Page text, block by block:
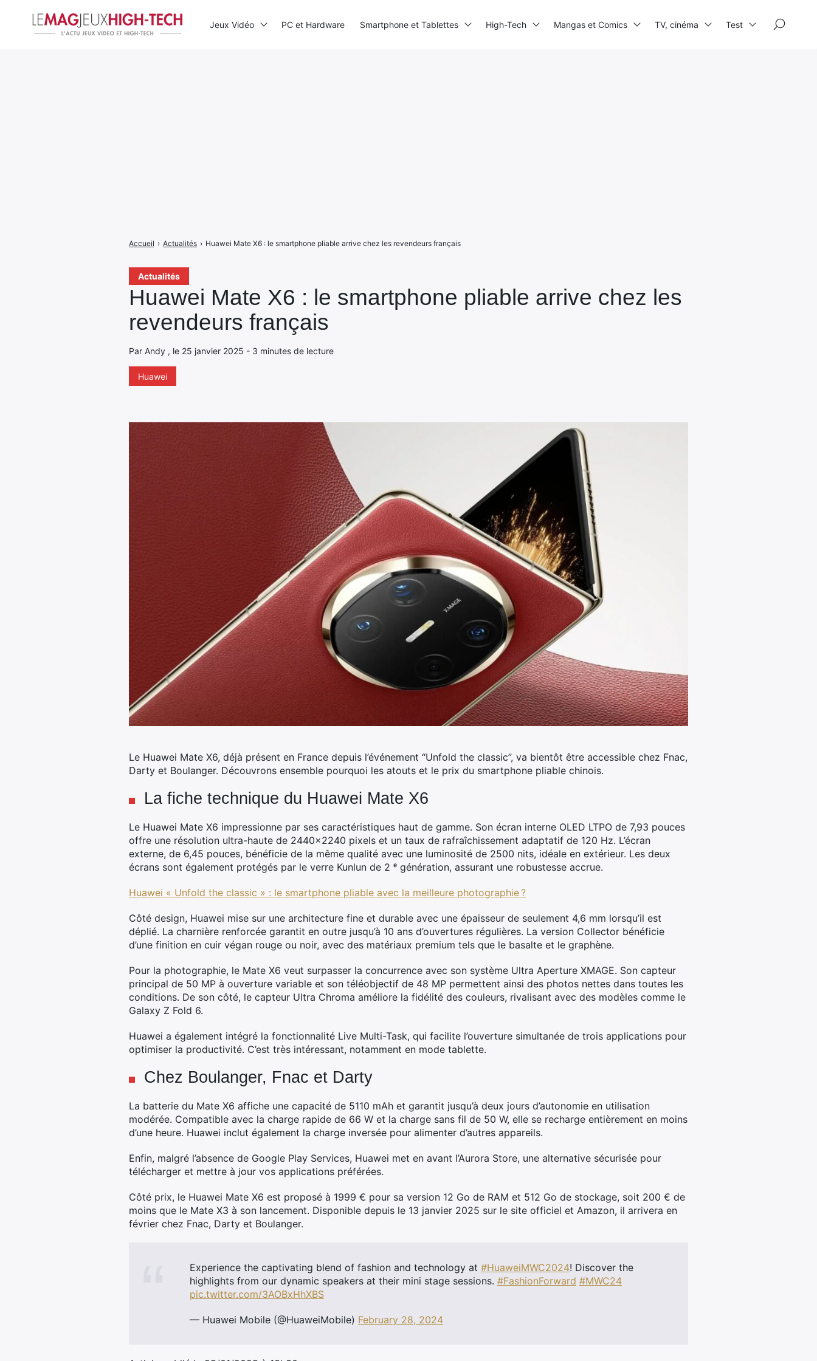
Actualités
Huawei Mate X6 : le smartphone pliable arrive chez les
revendeurs français
Par Andy , le 25 janvier 2025 - 3 minutes de lecture
Huawei
Accueil › Actualités › Huawei Mate X6 : le smartphone pliable arrive chez les revendeurs français
Le Huawei Mate X6, déjà présent en France depuis l’événement “Unfold the classic”, va bientôt être accessible chez Fnac,
Darty et Boulanger. Découvrons ensemble pourquoi les atouts et le prix du smartphone pliable chinois.
La fiche technique du Huawei Mate X6
Le Huawei Mate X6 impressionne par ses caractéristiques haut de gamme. Son écran interne OLED LTPO de 7,93 pouces
offre une résolution ultra-haute de 2440×2240 pixels et un taux de rafraîchissement adaptatif de 120 Hz. L’écran
externe, de 6,45 pouces, bénéficie de la même qualité avec une luminosité de 2500 nits, idéale en extérieur. Les deux
écrans sont également protégés par le verre Kunlun de 2 ᵉ génération, assurant une robustesse accrue.
Huawei « Unfold the classic » : le smartphone pliable avec la meilleure photographie ?
Côté design, Huawei mise sur une architecture fine et durable avec une épaisseur de seulement 4,6 mm lorsqu’il est
déplié. La charnière renforcée garantit en outre jusqu’à 10 ans d’ouvertures régulières. La version Collector bénéficie
d’une finition en cuir végan rouge ou noir, avec des matériaux premium tels que le basalte et le graphène.
Pour la photographie, le Mate X6 veut surpasser la concurrence avec son système Ultra Aperture XMAGE. Son capteur
principal de 50 MP à ouverture variable et son téléobjectif de 48 MP permettent ainsi des photos nettes dans toutes les
conditions. De son côté, le capteur Ultra Chroma améliore la fidélité des couleurs, rivalisant avec des modèles comme le
Galaxy Z Fold 6.
Huawei a également intégré la fonctionnalité Live Multi-Task, qui facilite l’ouverture simultanée de trois applications pour
optimiser la productivité. C’est très intéressant, notamment en mode tablette.
Chez Boulanger, Fnac et Darty
La batterie du Mate X6 affiche une capacité de 5110 mAh et garantit jusqu’à deux jours d’autonomie en utilisation
modérée. Compatible avec la charge rapide de 66 W et la charge sans fil de 50 W, elle se recharge entièrement en moins
d’une heure. Huawei inclut également la charge inversée pour alimenter d’autres appareils.
Enfin, malgré l’absence de Google Play Services, Huawei met en avant l’Aurora Store, une alternative sécurisée pour
télécharger et mettre à jour vos applications préférées.
Côté prix, le Huawei Mate X6 est proposé à 1999 € pour sa version 12 Go de RAM et 512 Go de stockage, soit 200 € de
moins que le Mate X3 à son lancement. Disponible depuis le 13 janvier 2025 sur le site officiel et Amazon, il arrivera en
février chez Fnac, Darty et Boulanger.
Experience the captivating blend of fashion and technology at #HuaweiMWC2024! Discover the
highlights from our dynamic speakers at their mini stage sessions. #FashionForward #MWC24
pic.twitter.com/3AOBxHhXBS
— Huawei Mobile (@HuaweiMobile) February 28, 2024
Jeux Vidéo PC et Hardware Smartphone et Tablettes High-Tech Mangas et Comics TV, cinéma Test